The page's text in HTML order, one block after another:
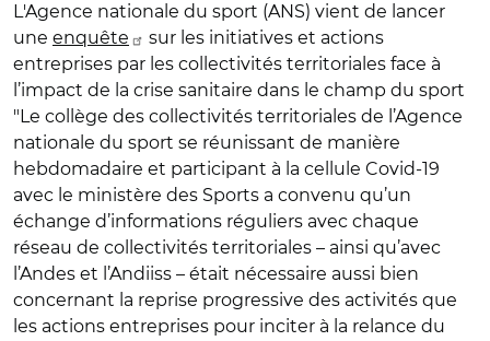
L'Agence nationale du sport (ANS) vient de lancer
une enquête
sur les initiatives et actions
entreprises par les collectivités territoriales face à
l’impact de la crise sanitaire dans le champ du sport
"Le collège des collectivités territoriales de l’Agence
nationale du sport se réunissant de manière
hebdomadaire et participant à la cellule Covid-19
avec le ministère des Sports a convenu qu’un
échange d’informations réguliers avec chaque
réseau de collectivités territoriales – ainsi qu’avec
l’Andes et l’Andiiss – était nécessaire aussi bien
concernant la reprise progressive des activités que
les actions entreprises pour inciter à la relance du